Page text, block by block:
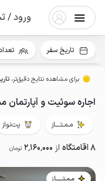
ورود /
برای مشاهده نتایج دقیق‌تر،
اجاره سوئیت و آپارتمان
مـمـتــــاز پت‌نواز
8 اقامتگاه از 2٬160٬000 تومان
تاریخ سفر